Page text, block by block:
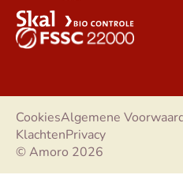
© Amoro 2026
CookiesAlgemene
KlachtenPrivacy